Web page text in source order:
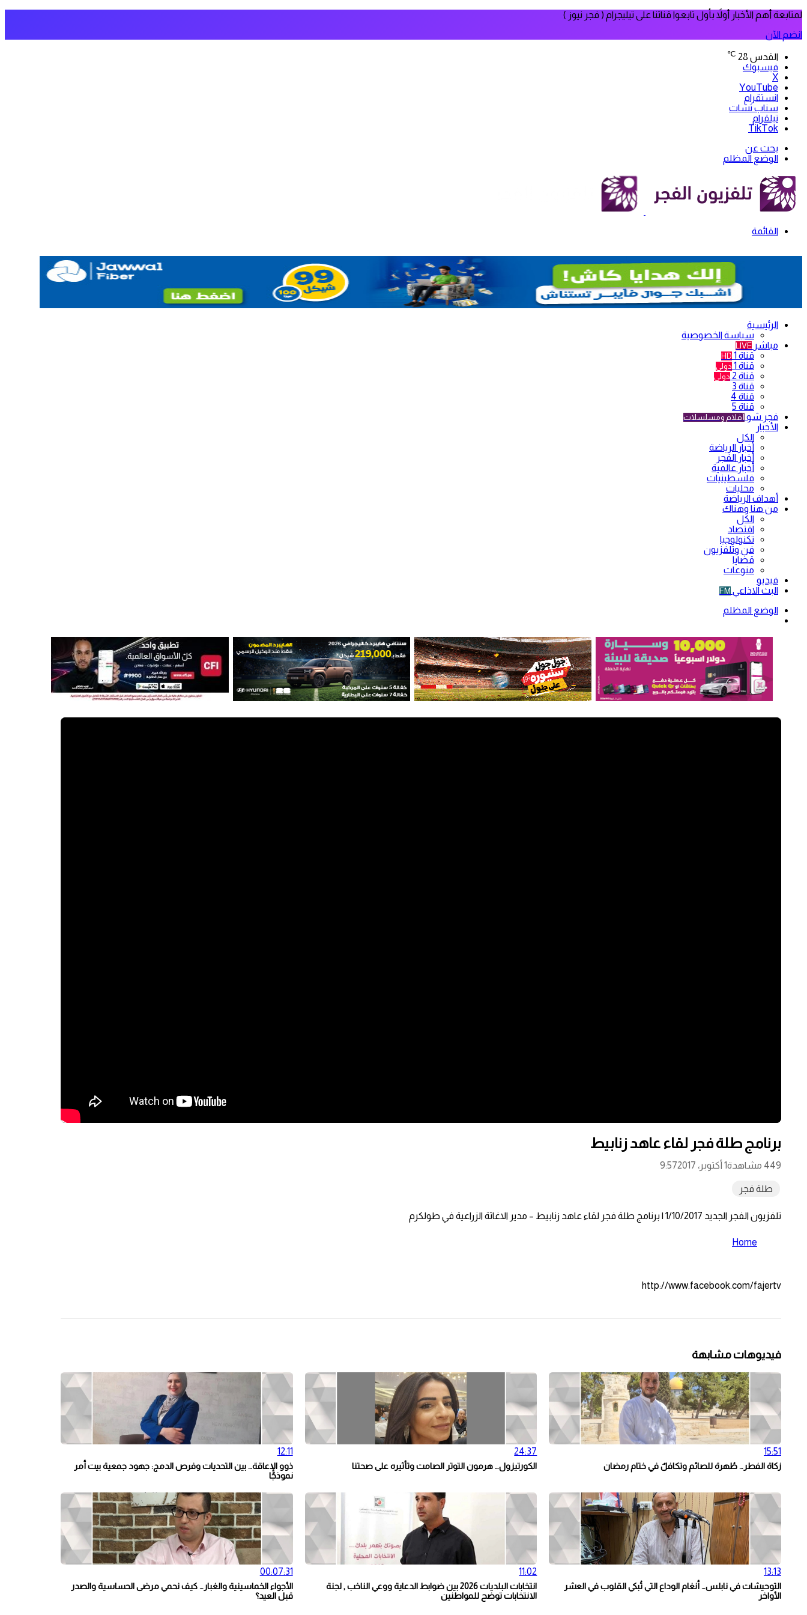
لمتابعة أهم الأخبار أولاً بأول تابعوا قناتنا على تيليجرام ( فجر نيوز )
انضم الآن
القدس 28
℃
فيسبوك
‫X
‫YouTube
انستقرام
سناب تشات
تيلقرام
‫TikTok
بحث عن
الوضع المظلم
القائمة
الرئيسية
سياسة الخصوصية
مباشر LIVE
قناة 1 HD
قناة 1 دولي
قناة 2 دولي
قناة 3
قناة 4
قناة 5
فجر شو أفلام ومسلسلات
الأخبار
الكل
أخبار الرياضة
أخبار الفجر
أخبار عالمية
فلسطينيات
محليات
أهداف الرياضة
من هنا وهناك
الكل
اقتصاد
تكنولوجيا
فن وتلفزيون
قضايا
منوعات
فيديو
البث الاذاعي FM
الوضع المظلم
برنامج طلة فجر لقاء عاهد زنابيط
449 مشاهدة 1 أكتوبر، 2017 9:57
طلة فجر
تلفزيون الفجر الجديد 1/10/2017 | برنامج طلة فجر لقاء عاهد زنابيط – مدير الاغاثة الزراعية في طولكرم
Home
http://www.facebook.com/fajertv
فيديوهات مشابهة
15:51
زكاة الفطر… طُهرة للصائم وتكافلٌ في ختام رمضان
24:37
الكورتيزول… هرمون التوتر الصامت وتأثيره على صحتنا
12:11
ذوو الإعاقة… بين التحديات وفرص الدمج: جهود جمعية بيت أمر
نموذجًا
13:13
التوحيشات في نابلس… أنغام الوداع التي تُبكي القلوب في العشر
الأواخر
11:02
انتخابات البلديات 2026 بين ضوابط الدعاية ووعي الناخب , لجنة
الانتخابات توضح للمواطنين
00:07:31
الأجواء الخماسينية والغبار… كيف نحمي مرضى الحساسية والصدر
قبل العيد؟